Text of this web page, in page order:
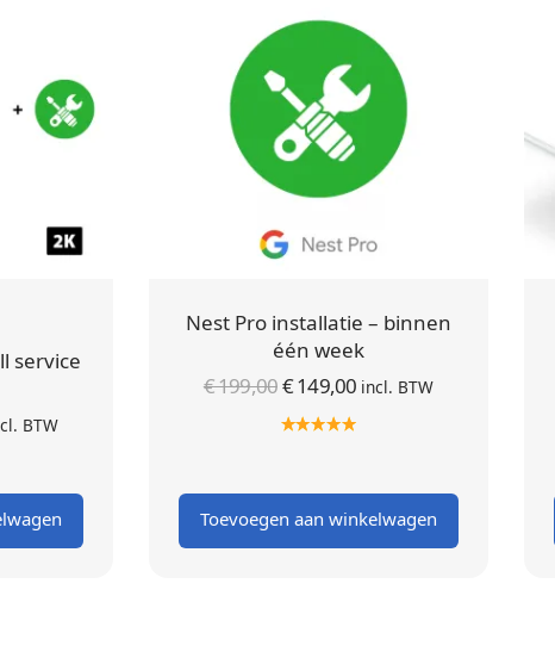
service
BTW
Nest Pro installatie – binnen
één week
€199,00Oorspronkelijke
prijs was:
€149,00 Huidige
incl. BTW
Toevoegen aan winkelwagen